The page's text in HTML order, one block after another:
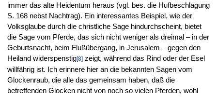
immer das alte Heidentum heraus (vgl. bes. die Hufbeschlagung
S. 168 nebst Nachtrag). Ein interessantes Beispiel, wie der
Volksglaube durch die christliche Sage hindurchscheint, bietet
die Sage vom Pferde, das sich nicht weniger als dreimal – in der
Geburtsnacht, beim Flußübergang, in Jerusalem – gegen den
Heiland widerspenstig[8]zeigt, während das Rind oder der Esel
willfährig ist. Ich erinnere hier an die bekannten Sagen vom
Glockenraub, die alle das gemeinsam haben, daß die
betreffenden Glocken nicht von noch so vielen Pferden, wohl